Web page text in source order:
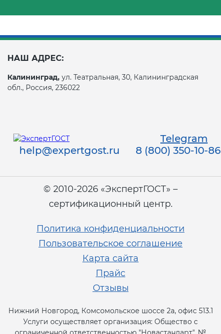
НАШ АДРЕС:
Калининград, ул. Театральная, 30, Калининградская
обл., Россия, 236022
Telegram
help@expertgost.ru
8 (800) 350-10-86
© 2010-2026 «ЭкспертГОСТ» –
сертификационный центр.
Политика конфиденциальности
Пользовательское соглашение
Карта сайта
Прайс
Отзывы
Нижний Новгород, Комсомольское шоссе 2а, офис 513.1
Услуги осуществляет организация: Общество с